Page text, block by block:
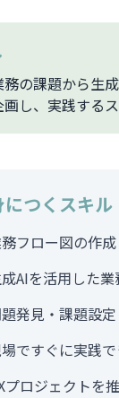
務の課題から生
し、実践する
につくスキル
フロー図の作
AIを活用した
発見・課題設
ですぐに実践
プロジェクトを